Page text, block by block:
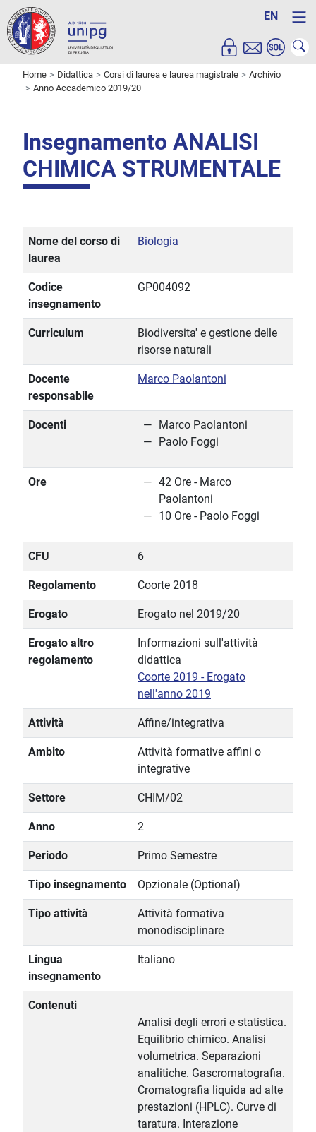
EN
Home Didattica Corsi di laurea e laurea magistrale
Archivio
Anno Accademico 2019/20
Insegnamento ANALISI
CHIMICA STRUMENTALE
Nome del corso di
laurea
Biologia
Codice
insegnamento
GP004092
Curriculum
Biodiversita' e gestione delle
risorse naturali
Docente
responsabile
Marco Paolantoni
Docenti
Marco Paolantoni
Paolo Foggi
Ore
42 Ore - Marco
Paolantoni
10 Ore - Paolo Foggi
CFU 6
Regolamento Coorte 2018
Erogato Erogato nel 2019/20
Erogato altro
regolamento
Informazioni sull'attività
didattica
Coorte 2019 - Erogato
nell'anno 2019
Attività Affine/integrativa
Ambito
Attività formative affini o
integrative
Settore CHIM/02
Anno 2
Periodo Primo Semestre
Tipo insegnamento Opzionale (Optional)
Tipo attività
Attività formativa
monodisciplinare
Lingua
insegnamento
Italiano
Contenuti
Analisi degli errori e statistica.
Equilibrio chimico. Analisi
volumetrica. Separazioni
analitiche. Gascromatografia.
Cromatografia liquida ad alte
prestazioni (HPLC). Curve di
taratura. Interazione